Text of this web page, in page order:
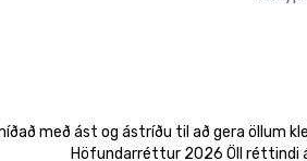
með ást og ástríðu til að gera öllum
Höfundarréttur 2026 Öll réttindi